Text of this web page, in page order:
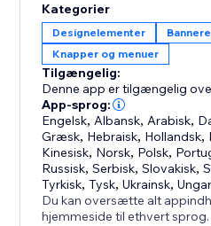
Kategorier
Designelementer
Knapper og menuer
Tilgængelig:
Denne app er tilgængelig
App-sprog:
Engelsk, Albansk, Arabisk,
Græsk, Hebraisk, Hollandsk,
Kinesisk, Norsk, Polsk,
Russisk,Serbisk,Slovakisk,
Tyrkisk,Tysk,Ukrainsk,
Du kan oversætte alt
hjemmeside til ethvert sprog.